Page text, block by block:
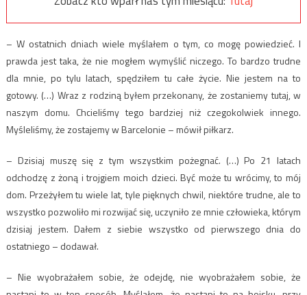
– W ostatnich dniach wiele myślałem o tym, co mogę powiedzieć. I
prawda jest taka, że nie mogłem wymyślić niczego. To bardzo trudne
dla mnie, po tylu latach, spędziłem tu całe życie. Nie jestem na to
gotowy. (…) Wraz z rodziną byłem przekonany, że zostaniemy tutaj, w
naszym domu. Chcieliśmy tego bardziej niż czegokolwiek innego.
Myśleliśmy, że zostajemy w Barcelonie – mówił piłkarz.
– Dzisiaj muszę się z tym wszystkim pożegnać. (…) Po 21 latach
odchodzę z żoną i trojgiem moich dzieci. Być może tu wrócimy, to mój
dom. Przeżyłem tu wiele lat, tyle pięknych chwil, niektóre trudne, ale to
wszystko pozwoliło mi rozwijać się, uczyniło ze mnie człowieka, którym
dzisiaj jestem. Dałem z siebie wszystko od pierwszego dnia do
ostatniego – dodawał.
– Nie wyobrażałem sobie, że odejdę, nie wyobrażałem sobie, że